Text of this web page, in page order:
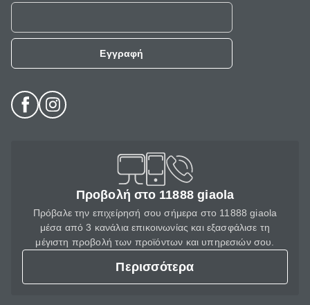
Εγγραφή
Προβολή στο 11888 giaola
Πρόβαλε την επιχείρησή σου σήμερα στο 11888 giaola
μέσα από 3 κανάλια επικοινωνίας και εξασφάλισε τη
μέγιστη προβολή των προϊόντων και υπηρεσιών σου.
Περισσότερα